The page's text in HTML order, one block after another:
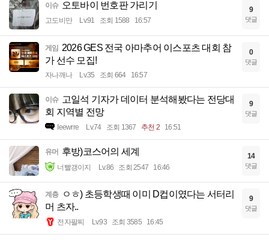
이슈 오토바이 번호판 가리기
고도비만 Lv.91 조회 1588 16:57
9
댓글
게임 2026 GES 전국 아마추어 이스포츠 대회 참
가 선수 모집!
자나깨나 Lv.35 조회 664 16:57
0
댓글
이슈 고일석 기자가 데이터 분석해봤다는 전당대
회 지역별 전망
Ieewrre Lv.74 조회 1367 추천 2 16:51
9
댓글
유머 후방)코스어의 세계
너빨갱이지 Lv.86 조회 2547 16:46
14
댓글
계층
ㅇㅎ) 초등학생때 이미 D컵이였다는 서터리
머 츠자..
전자팔찌 Lv.93 조회 3585 16:45
9
댓글